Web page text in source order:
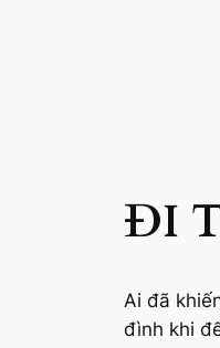
ĐI
Ai đã
đình khi